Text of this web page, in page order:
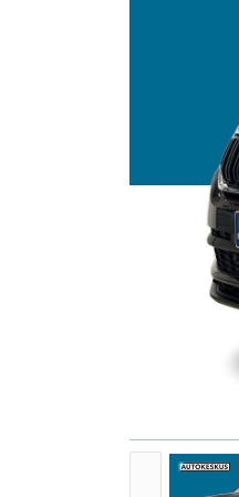
Yritysmyynti